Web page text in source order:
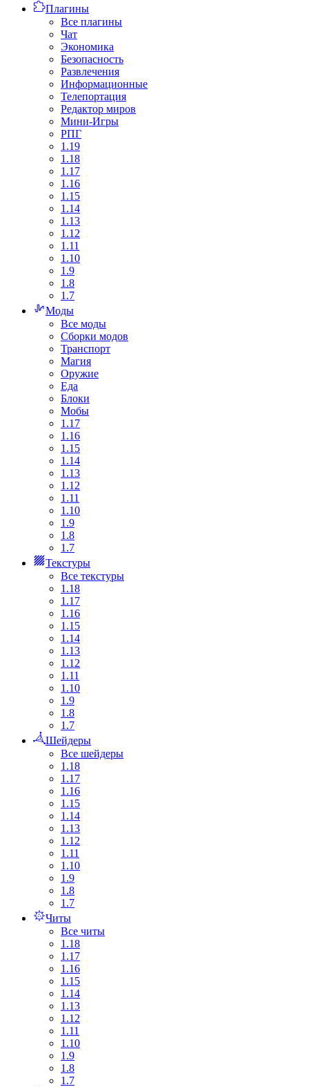
Плагины
Все плагины
Чат
Экономика
Безопасность
Развлечения
Информационные
Телепортация
Редактор миров
Мини-Игры
РПГ
1.19
1.18
1.17
1.16
1.15
1.14
1.13
1.12
1.11
1.10
1.9
1.8
1.7
Моды
Все моды
Сборки модов
Транспорт
Магия
Оружие
Еда
Блоки
Мобы
1.17
1.16
1.15
1.14
1.13
1.12
1.11
1.10
1.9
1.8
1.7
Текстуры
Все текстуры
1.18
1.17
1.16
1.15
1.14
1.13
1.12
1.11
1.10
1.9
1.8
1.7
Шейдеры
Все шейдеры
1.18
1.17
1.16
1.15
1.14
1.13
1.12
1.11
1.10
1.9
1.8
1.7
Читы
Все читы
1.18
1.17
1.16
1.15
1.14
1.13
1.12
1.11
1.10
1.9
1.8
1.7